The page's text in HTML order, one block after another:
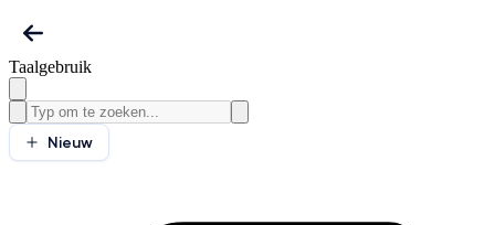
Taalgebruik
Nieuw